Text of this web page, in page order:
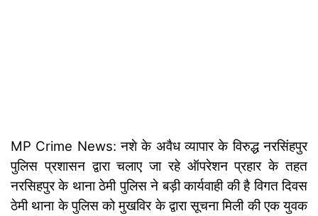
MP Crime News: नशे के अवैध व्यापार के विरुद्ध नरसिंहपुर
पुलिस प्रशासन द्वारा चलाए जा रहे ऑपरेशन प्रहार के तहत
नरसिहपुर के थाना ठेमी पुलिस ने बड़ी कार्यवाही की है विगत दिवस
ठेमी थाना के पुलिस को मुखविर के द्वारा सूचना मिली की एक युवक